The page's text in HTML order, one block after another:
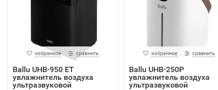
избранное сравнить
Ballu UHB-950 ET
увлажнитель воздуха
ультразвуковой
избранное сравнить
Ballu UHB-250P
увлажнитель воздуха
ультразвуковой